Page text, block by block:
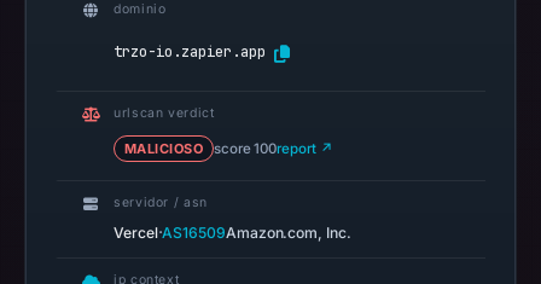
community
on
dominio
trzo-io.zapier.app
urlscan verdict
MALICIOSO score 100report ↗
servidor / asn
Vercel·AS16509Amazon.com, Inc.
ip context